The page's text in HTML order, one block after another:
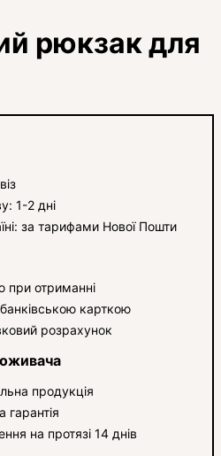
рюкзак для
1-2 дні
за тарифами Нової Пошти
при отриманні
карткою
розрахунок
продукція
гарантія
на протязі 14 днів